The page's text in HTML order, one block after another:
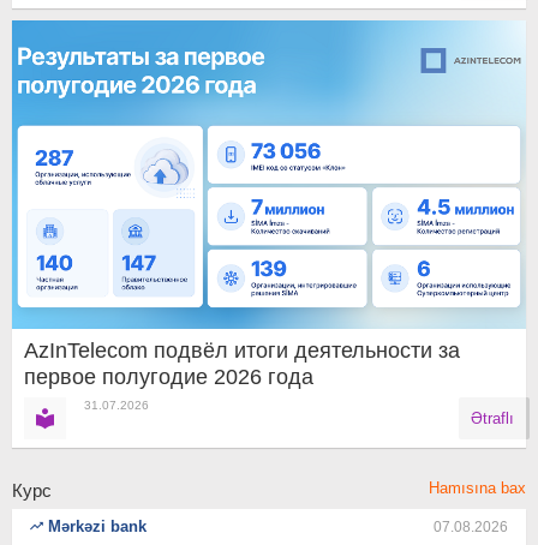
AzInTelecom подвёл итоги деятельности за
первое полугодие 2026 года
31.07.2026
Ətraflı
Курс Hamısına bax
Mərkəzi bank 07.08.2026